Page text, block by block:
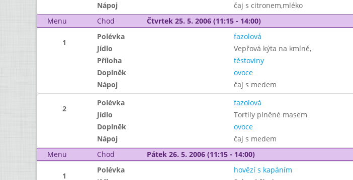
Nápoj
čaj s citronem,mléko
Menu
Chod Čtvrtek 25. 5. 2006 (11:15 - 14:00)
1
Polévka
fazolová
Jídlo
Vepřová kýta na kmíně,
Příloha
těstoviny
Doplněk
ovoce
Nápoj
čaj s medem
2
Polévka
fazolová
Jídlo
Tortily plněné masem
Doplněk
ovoce
Nápoj
čaj s medem
Menu
Chod Pátek 26. 5. 2006 (11:15 - 14:00)
1
Polévka
hovězí s kapáním